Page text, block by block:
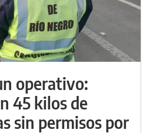
operativo:
45 kilos de
sin permisos por